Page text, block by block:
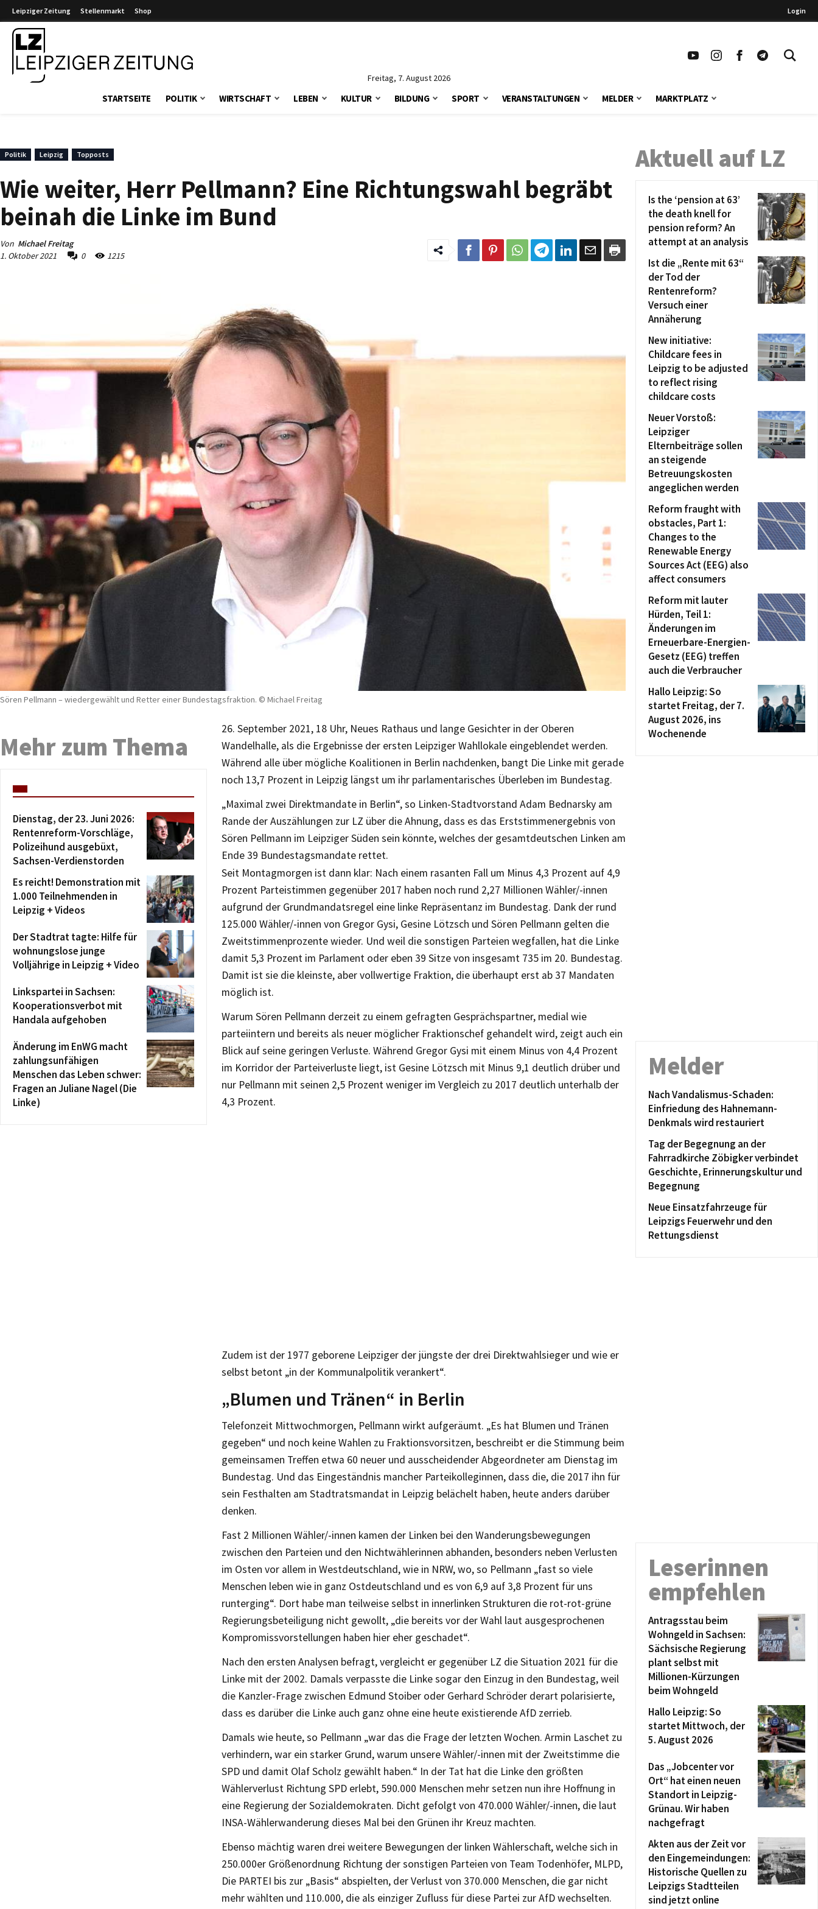
Leipziger Zeitung Stellenmarkt Shop Login
Freitag, 7. August 2026
STARTSEITE POLITIK WIRTSCHAFT LEBEN KULTUR BILDUNG SPORT VERANSTALTUNGEN MELDER MARKTPLATZ
Politik Leipzig Topposts
Wie weiter, Herr Pellmann? Eine Richtungswahl begräbt
beinah die Linke im Bund
Von Michael Freitag
1. Oktober 2021
0 1215
Sören Pellmann – wiedergewählt und Retter einer Bundestagsfraktion. © Michael Freitag
26. September 2021, 18 Uhr, Neues Rathaus und lange Gesichter in der Oberen
Wandelhalle, als die Ergebnisse der ersten Leipziger Wahllokale eingeblendet werden.
Während alle über mögliche Koalitionen in Berlin nachdenken, bangt Die Linke mit gerade
noch 13,7 Prozent in Leipzig längst um ihr parlamentarisches Überleben im Bundestag.
„Maximal zwei Direktmandate in Berlin“, so Linken-Stadtvorstand Adam Bednarsky am
Rande der Auszählungen zur LZ über die Ahnung, dass es das Erststimmenergebnis von
Sören Pellmann im Leipziger Süden sein könnte, welches der gesamtdeutschen Linken am
Ende 39 Bundestagsmandate rettet.
Seit Montagmorgen ist dann klar: Nach einem rasanten Fall um Minus 4,3 Prozent auf 4,9
Prozent Parteistimmen gegenüber 2017 haben noch rund 2,27 Millionen Wähler/-innen
aufgrund der Grundmandatsregel eine linke Repräsentanz im Bundestag. Dank der rund
125.000 Wähler/-innen von Gregor Gysi, Gesine Lötzsch und Sören Pellmann gelten die
Zweitstimmenprozente wieder. Und weil die sonstigen Parteien wegfallen, hat die Linke
damit 5,3 Prozent im Parlament oder eben 39 Sitze von insgesamt 735 im 20. Bundestag.
Damit ist sie die kleinste, aber vollwertige Fraktion, die überhaupt erst ab 37 Mandaten
möglich ist.
Warum Sören Pellmann derzeit zu einem gefragten Gesprächspartner, medial wie
parteiintern und bereits als neuer möglicher Fraktionschef gehandelt wird, zeigt auch ein
Blick auf seine geringen Verluste. Während Gregor Gysi mit einem Minus von 4,4 Prozent
im Korridor der Parteiverluste liegt, ist Gesine Lötzsch mit Minus 9,1 deutlich drüber und
nur Pellmann mit seinen 2,5 Prozent weniger im Vergleich zu 2017 deutlich unterhalb der
4,3 Prozent.
Zudem ist der 1977 geborene Leipziger der jüngste der drei Direktwahlsieger und wie er
selbst betont „in der Kommunalpolitik verankert“.
„Blumen und Tränen“ in Berlin
Telefonzeit Mittwochmorgen, Pellmann wirkt aufgeräumt. „Es hat Blumen und Tränen
gegeben“ und noch keine Wahlen zu Fraktionsvorsitzen, beschreibt er die Stimmung beim
gemeinsamen Treffen etwa 60 neuer und ausscheidender Abgeordneter am Dienstag im
Bundestag. Und das Eingeständnis mancher Parteikolleginnen, dass die, die 2017 ihn für
sein Festhalten am Stadtratsmandat in Leipzig belächelt haben, heute anders darüber
denken.
Fast 2 Millionen Wähler/-innen kamen der Linken bei den Wanderungsbewegungen
zwischen den Parteien und den Nichtwählerinnen abhanden, besonders neben Verlusten
im Osten vor allem in Westdeutschland, wie in NRW, wo, so Pellmann „fast so viele
Menschen leben wie in ganz Ostdeutschland und es von 6,9 auf 3,8 Prozent für uns
runterging“. Dort habe man teilweise selbst in innerlinken Strukturen die rot-rot-grüne
Regierungsbeteiligung nicht gewollt, „die bereits vor der Wahl laut ausgesprochenen
Kompromissvorstellungen haben hier eher geschadet“.
Nach den ersten Analysen befragt, vergleicht er gegenüber LZ die Situation 2021 für die
Linke mit der 2002. Damals verpasste die Linke sogar den Einzug in den Bundestag, weil
die Kanzler-Frage zwischen Edmund Stoiber oder Gerhard Schröder derart polarisierte,
dass es darüber die Linke auch ganz ohne eine heute existierende AfD zerrieb.
Damals wie heute, so Pellmann „war das die Frage der letzten Wochen. Armin Laschet zu
verhindern, war ein starker Grund, warum unsere Wähler/-innen mit der Zweitstimme die
SPD und damit Olaf Scholz gewählt haben.“ In der Tat hat die Linke den größten
Wählerverlust Richtung SPD erlebt, 590.000 Menschen mehr setzen nun ihre Hoffnung in
eine Regierung der Sozialdemokraten. Dicht gefolgt von 470.000 Wähler/-innen, die laut
INSA-Wählerwanderung dieses Mal bei den Grünen ihr Kreuz machten.
Ebenso mächtig waren drei weitere Bewegungen der linken Wählerschaft, welche sich in
250.000er Größenordnung Richtung der sonstigen Parteien von Team Todenhöfer, MLPD,
Die PARTEI bis zur „Basis“ abspielten, der Verlust von 370.000 Menschen, die gar nicht
mehr wählten und 110.000, die als einziger Zufluss für diese Partei zur AfD wechselten.
Mehr zum Thema
Dienstag, der 23. Juni 2026:
Rentenreform-Vorschläge,
Polizeihund ausgebüxt,
Sachsen-Verdienstorden
Es reicht! Demonstration mit
1.000 Teilnehmenden in
Leipzig + Videos
Der Stadtrat tagte: Hilfe für
wohnungslose junge
Volljährige in Leipzig + Video
Linkspartei in Sachsen:
Kooperationsverbot mit
Handala aufgehoben
Änderung im EnWG macht
zahlungsunfähigen
Menschen das Leben schwer:
Fragen an Juliane Nagel (Die
Linke)
Aktuell auf LZ
Is the ‘pension at 63’
the death knell for
pension reform? An
attempt at an analysis
Ist die „Rente mit 63“
der Tod der
Rentenreform?
Versuch einer
Annäherung
New initiative:
Childcare fees in
Leipzig to be adjusted
to reflect rising
childcare costs
Neuer Vorstoß:
Leipziger
Elternbeiträge sollen
an steigende
Betreuungskosten
angeglichen werden
Reform fraught with
obstacles, Part 1:
Changes to the
Renewable Energy
Sources Act (EEG) also
affect consumers
Reform mit lauter
Hürden, Teil 1:
Änderungen im
Erneuerbare-Energien-
Gesetz (EEG) treffen
auch die Verbraucher
Hallo Leipzig: So
startet Freitag, der 7.
August 2026, ins
Wochenende
Melder
Nach Vandalismus-Schaden:
Einfriedung des Hahnemann-
Denkmals wird restauriert
Tag der Begegnung an der
Fahrradkirche Zöbigker verbindet
Geschichte, Erinnerungskultur und
Begegnung
Neue Einsatzfahrzeuge für
Leipzigs Feuerwehr und den
Rettungsdienst
Leserinnen
empfehlen
Antragsstau beim
Wohngeld in Sachsen:
Sächsische Regierung
plant selbst mit
Millionen-Kürzungen
beim Wohngeld
Hallo Leipzig: So
startet Mittwoch, der
5. August 2026
Das „Jobcenter vor
Ort“ hat einen neuen
Standort in Leipzig-
Grünau. Wir haben
nachgefragt
Akten aus der Zeit vor
den Eingemeindungen:
Historische Quellen zu
Leipzigs Stadtteilen
sind jetzt online